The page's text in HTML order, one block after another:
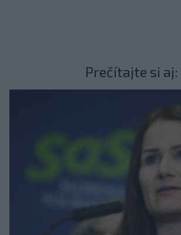
Prečítajte si aj: